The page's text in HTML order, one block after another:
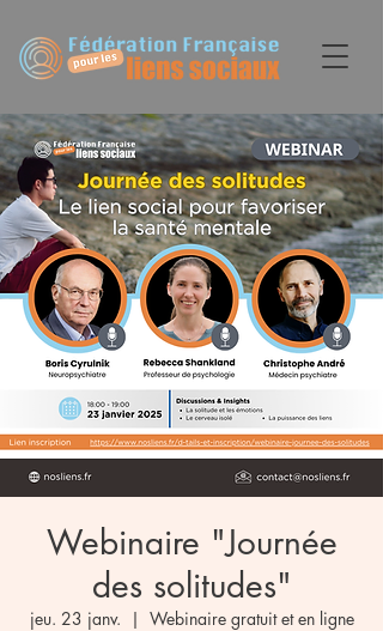
Webinaire "Journée
des solitudes"
jeu. 23 janv.
  |
Webinaire gratuit et en ligne